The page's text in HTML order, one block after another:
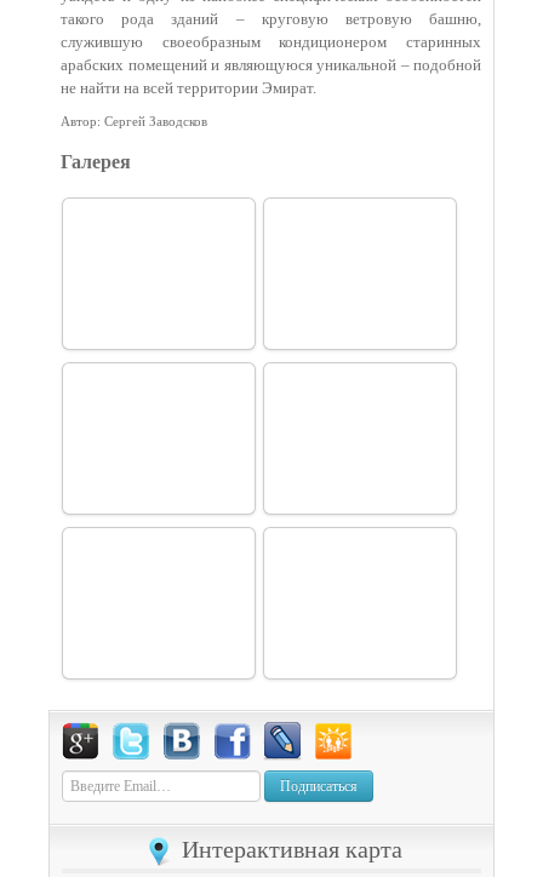
такого рода зданий – круговую ветровую башню,
служившую своеобразным кондиционером старинных
арабских помещений и являющуюся уникальной – подобной
не найти на всей территории Эмират.
Автор: Сергей Заводсков
Галерея
Подписаться
Интерактивная карта